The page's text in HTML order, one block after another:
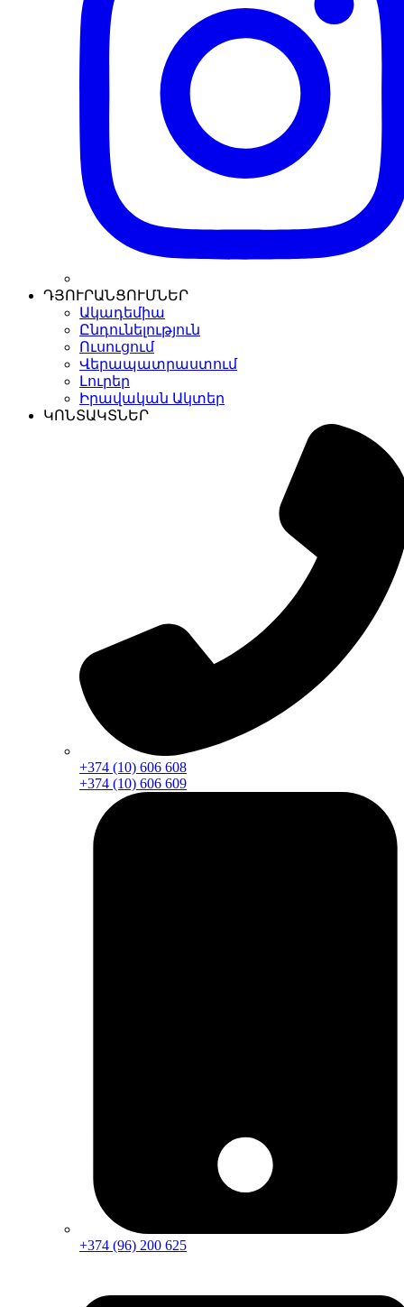
ԴՅՈՒՐԱՆՑՈՒՄՆԵՐ
Ակադեմիա
Ընդունելություն
Ուսուցում
Վերապատրաստում
Լուրեր
Իրավական Ակտեր
ԿՈՆՏԱԿՏՆԵՐ
+374 (10) 606 608
+374 (10) 606 609
+374 (96) 200 625